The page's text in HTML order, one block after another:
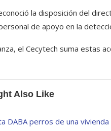
la disposición del
de apoyo en la
el Cecytech suma estas
Also Like
DABA perros de una